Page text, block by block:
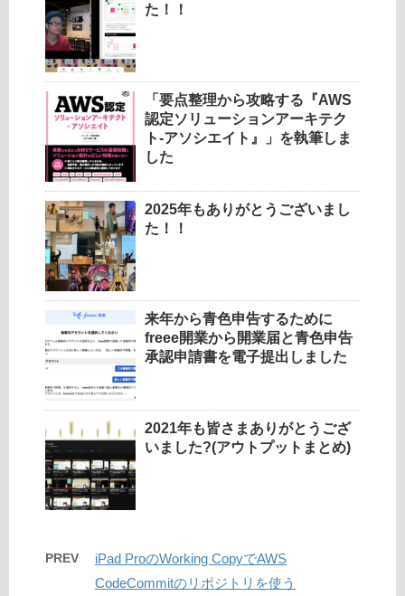
た！！
「要点整理から攻略する『AWS
認定ソリューションアーキテク
ト-アソシエイト』」を執筆しま
した
2025年もありがとうございまし
た！！
来年から青色申告するために
freee開業から開業届と青色申告
承認申請書を電子提出しました
2021年も皆さまありがとうござ
いました?(アウトプットまとめ)
PREV
iPad ProのWorking CopyでAWS
CodeCommitのリポジトリを使う